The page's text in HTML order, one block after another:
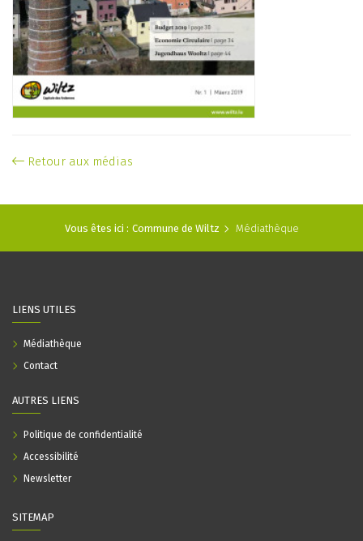
Retour aux médias
Vous êtes ici : Commune de Wiltz Médiathèque
SITEMAP
LIENS UTILES
Médiathèque
Contact
AUTRES LIENS
Politique de confidentialité
Accessibilité
Newsletter